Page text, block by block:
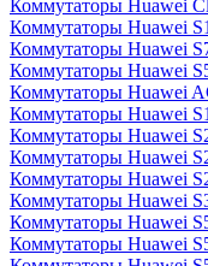
Коммутаторы Huawei
Коммутаторы Huawei
Коммутаторы Huawei
Коммутаторы Huawei
Коммутаторы Huawei
Коммутаторы Huawei
Коммутаторы Huawei
Коммутаторы Huawei
Коммутаторы Huawei
Коммутаторы Huawei
Коммутаторы Huawei
Коммутаторы Huawei